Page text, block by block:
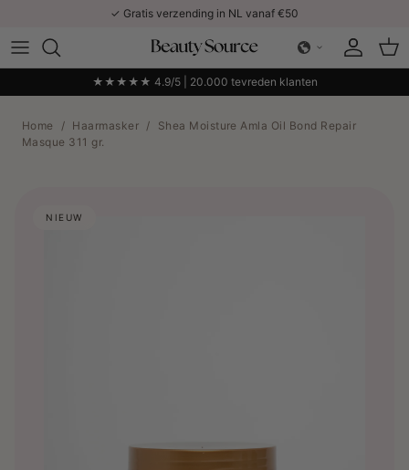
✓ Gratis verzending in NL vanaf €50
Account
★★★★★ 4.9/5 | 20.000 tevreden klanten
Home / Haarmasker /
Shea Moisture Amla Oil Bond Repair
Masque 311 gr.
NIEUW